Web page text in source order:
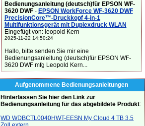
Bedienungsanleitung (deutsch)für EPSON WF-
3620 DWF- EPSON WorkForce WF-3620 DWF
PrecisionCore™-Druckkopf 4-in-1
Multifunktionsgerät mit Duplexdruck WLAN
Eingefügt von: leopold Kern
2025-11-22 14:50:24
Hallo, bitte senden Sie mir eine
Bedienungsanleitung (deutsch)für EPSON WF-
3620 DWF mfg Leopold Kern...
Aufgenommene Bedienungsanleitungen
Hinterlassen Sie hier den Link zur
Bedienungsanleitung für das abgebildete Produkt:
WD WDBCTL0040HWT-EESN My Cloud 4 TB 3.5